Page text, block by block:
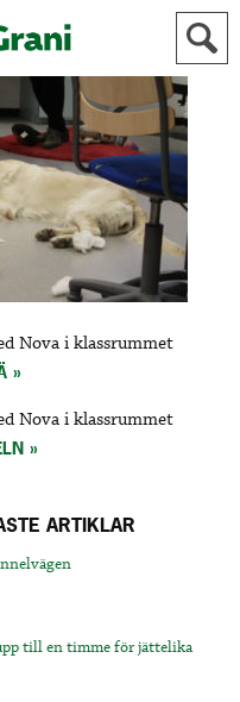
Nova i klassrummet
Nova i klassrummet
ARTIKLAR
till en timme för jättelika